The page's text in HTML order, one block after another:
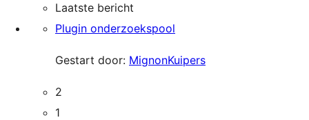
Laatste bericht
Plugin onderzoekspool
Gestart door: MignonKuipers
2
1